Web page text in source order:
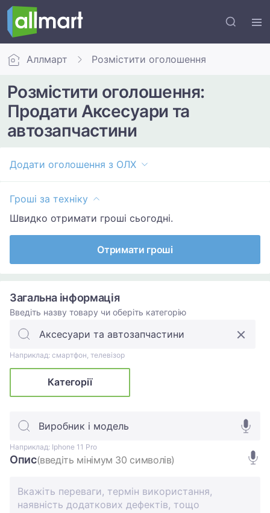
Аллмарт Розмістити оголошення
Розмістити оголошення:
Продати Аксесуари та
автозапчастини
Додати оголошення з ОЛХ
Гроші за техніку
Швидко отримати гроші сьогодні.
Отримати гроші
Загальна інформація
Введіть назву товару чи оберіть категорію
Наприклад: смартфон, телевізор
Категорії
Виробник і модель
Наприклад: Iphone 11 Pro
Опис(введіть мінімум 30 символів)